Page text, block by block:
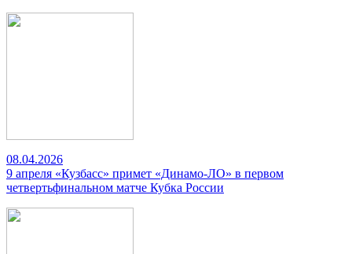
08.04.2026
9 апреля «Кузбасс» примет «Динамо-ЛО» в первом
четвертьфинальном матче Кубка России